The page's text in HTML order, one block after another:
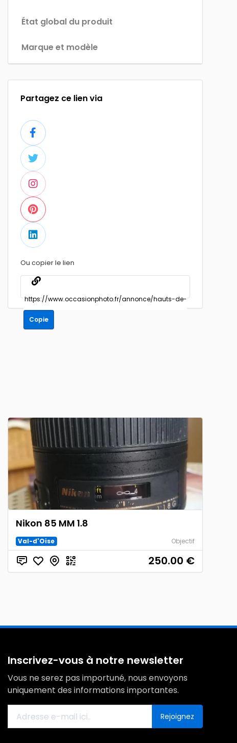
État global du produit
Marque et modèle
Partagez ce lien via
Ou copier le lien
Copie
Nikon 85 MM 1.8
Val-d'Oise Objectif
250.00 €
Inscrivez-vous à notre newsletter
Vous ne serez pas importuné, nous envoyons
uniquement des informations importantes.
Rejoignez